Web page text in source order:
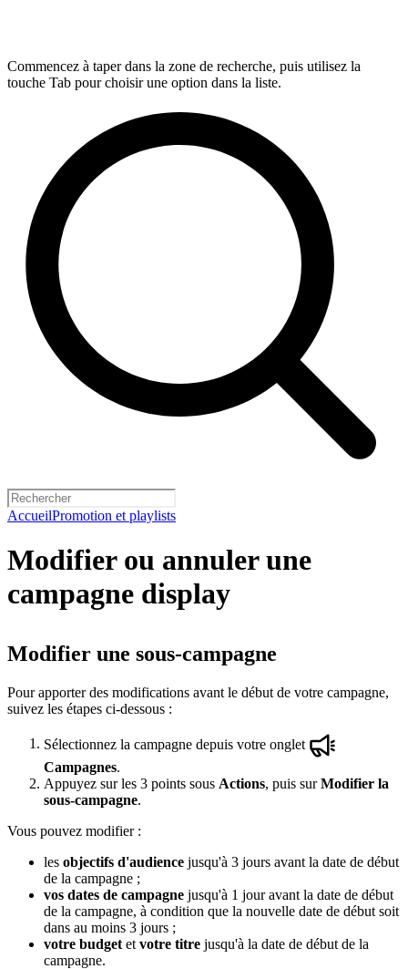
Commencez à taper dans la zone de recherche, puis utilisez la
touche Tab pour choisir une option dans la liste.
AccueilPromotion et playlists
Modifier ou annuler une
campagne display
Modifier une sous-campagne
Pour apporter des modifications avant le début de votre campagne,
suivez les étapes ci-dessous :
Sélectionnez la campagne depuis votre onglet
Campagnes.
Appuyez sur les 3 points sous Actions, puis surModifier la
sous-campagne.
Vous pouvez modifier :
les objectifs d'audience jusqu'à 3 jours avant la date de début
de la campagne ;
vos dates de campagne jusqu'à 1 jour avant la date de début
de la campagne, à condition que la nouvelle date de début soit
dans au moins 3 jours ;
votre budget et votre titre jusqu'à la date de début de la
campagne.